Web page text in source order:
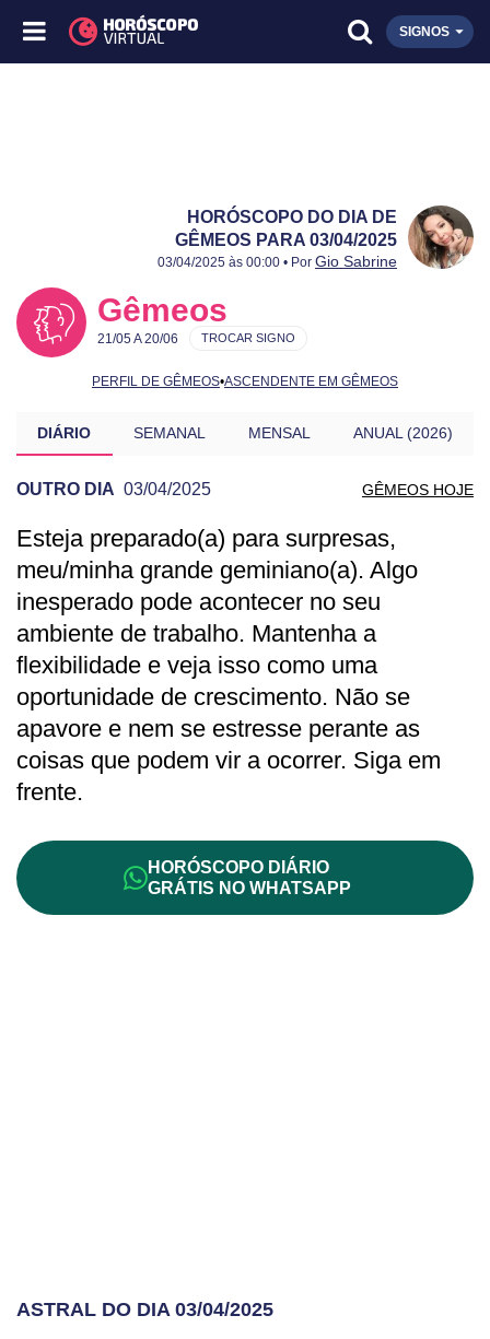
SIGNOS
HORÓSCOPO DO DIA DE
GÊMEOS PARA 03/04/2025
Publicado:
03/04/2025
Atualizado:
03/04/2025
03/04/2025 às 00:00 • Por Gio Sabrine
Gêmeos
21/05 A 20/06
PERFIL DE GÊMEOS•ASCENDENTE EM GÊMEOS
TROCAR SIGNO
DIÁRIO SEMANAL MENSAL ANUAL (2026)
OUTRO DIA 03/04/2025 GÊMEOS HOJE
PREVISÃO DE GÊMEOS PARA OUTRO
Esteja preparado(a) para surpresas,
meu/minha grande geminiano(a). Algo
inesperado pode acontecer no seu
ambiente de trabalho. Mantenha a
flexibilidade e veja isso como uma
oportunidade de crescimento. Não se
apavore e nem se estresse perante as
coisas que podem vir a ocorrer. Siga em
frente.
HORÓSCOPO DIÁRIO
GRÁTIS NO WHATSAPP
ASTRAL DO DIA 03/04/2025